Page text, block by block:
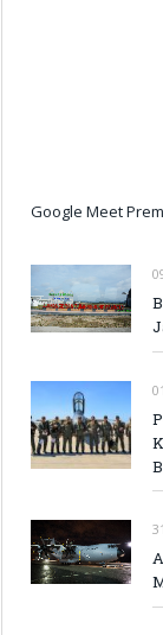
Google Meet